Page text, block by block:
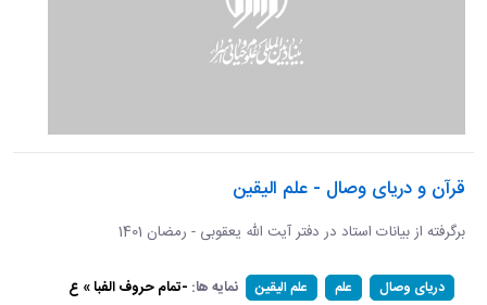
قرآن و دریای وصال - علم الیقین
برگرفته از بیانات استاد در دفتر آیت الله یعقوبی - رمضان 1401
دریای وصال علم علم الیقین نمایه ها: -تمام حروف الفبا » ع